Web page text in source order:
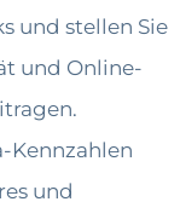
und stellen Sie
und Online-
Kennzahlen
und